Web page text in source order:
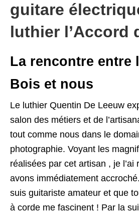
guitare
luthier l’Accord
La rencontre entre
Bois et nous
Le luthier Quentin De Leeuw
salon des métiers et de
tout comme nous dans le
photographie. Voyant les
réalisées par cet artisan , je l’ai
avons immédiatement
suis guitariste amateur et que
à corde me fascinent ! Par la